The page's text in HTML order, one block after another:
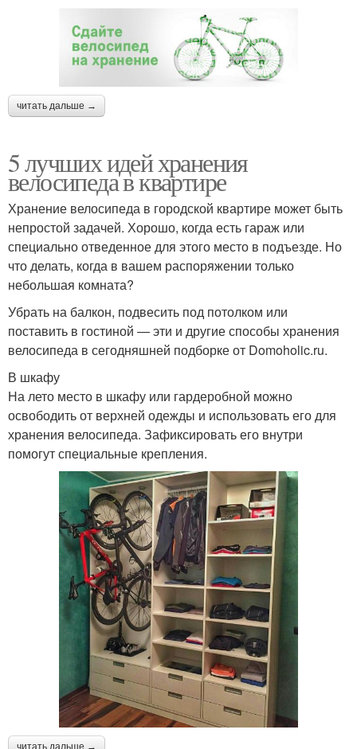
читать дальше →
5 лучших идей хранения
велосипеда в квартире
Хранение велосипеда в городской квартире может быть
непростой задачей. Хорошо, когда есть гараж или
специально отведенное для этого место в подъезде. Но
что делать, когда в вашем распоряжении только
небольшая комната?
Убрать на балкон, подвесить под потолком или
поставить в гостиной — эти и другие способы хранения
велосипеда в сегодняшней подборке от Domoholic.ru.
В шкафу
На лето место в шкафу или гардеробной можно
освободить от верхней одежды и использовать его для
хранения велосипеда. Зафиксировать его внутри
помогут специальные крепления.